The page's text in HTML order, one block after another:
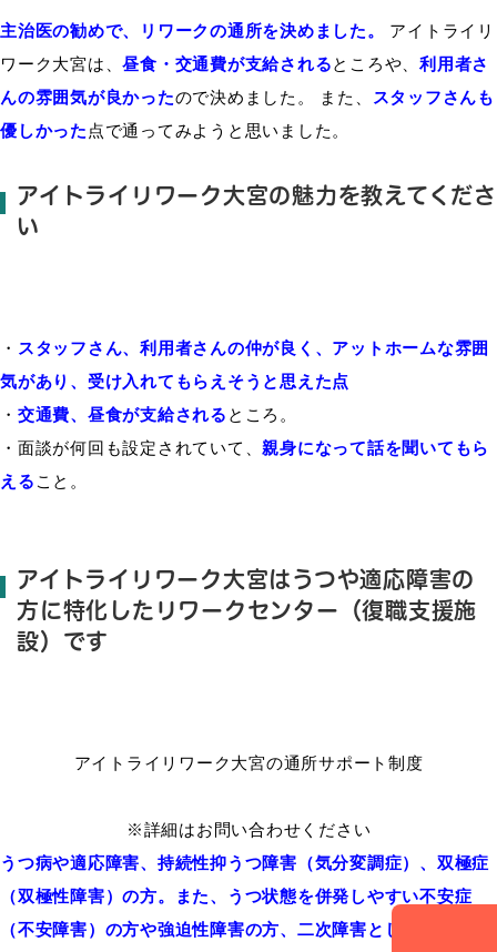
主治医の勧めで、リワークの通所を決めました。 アイトライリ
ワーク大宮は、昼食・交通費が支給されるところや
利用者さ
んの雰囲気が良かったので決め ました 。 また、
スタッフさんも
優しかった 点で通ってみよ う と 思い ました 。
アイトライリワーク大宮の魅力を教えてくださ
い
・ スタッフさん、 利用者さんの仲が良く、アットホームな雰囲
気があり、受け入れてもらえそうと思えた点
・ 交通費、昼食が支給される ところ 。
・面談が何回も設定 さ れて いて、親身になって話を聞いてもら
える こと 。
アイトライリワーク大宮はうつや適応障害の
方に特化したリワークセンター（復職支援施
設）です
アイトライリワーク大宮の通所サポート制度
※詳細はお問い合わせください
うつ病や適応障害、持続性抑うつ障害（気分変調症）、双極症
（双極性障害）の方。また、うつ状態を併発しやすい不安症
（不安障害）の方や強迫性障害の方、二次障害としてうつや適